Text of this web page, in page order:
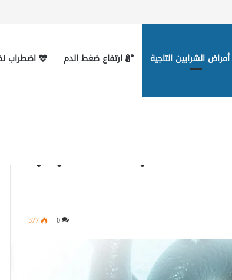
الشرايين التاجية ارتفاع ضغط الدم اضطراب
هل يمكن ان تتكرر جلطه القلب؟ 3 أسباب
0
377